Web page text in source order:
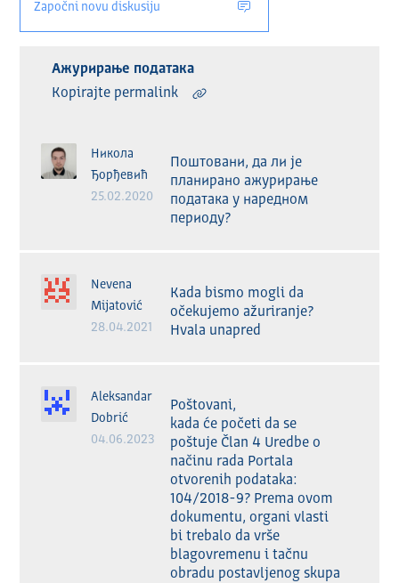
Započni novu diskusiju
Ажурирање података
Kopirajte permalink
Никола
Ђорђевић
25.02.2020
Поштовани, да ли је
планирано ажурирање
података у наредном
периоду?
Nevena
Mijatović
28.04.2021
Kada bismo mogli da
očekujemo ažuriranje?
Hvala unapred
Aleksandar
Dobrić
04.06.2023
Poštovani,
kada će početi da se
poštuje Član 4 Uredbe o
načinu rada Portala
otvorenih podataka:
104/2018-9? Prema ovom
dokumentu, organi vlasti
bi trebalo da vrše
blagovremenu i tačnu
obradu postavljenog skupa